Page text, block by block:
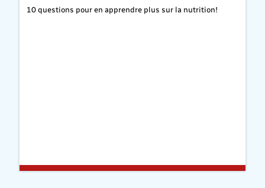
10 questions pour en apprendre plus sur la nutrition!